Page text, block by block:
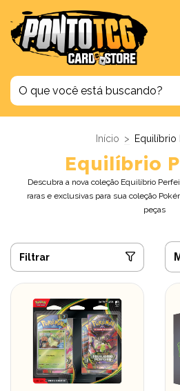
Início > Equilíbrio
Equilíbrio
Descubra a nova coleção Equilíbrio
raras e exclusivas para sua coleção
peças
Filtrar